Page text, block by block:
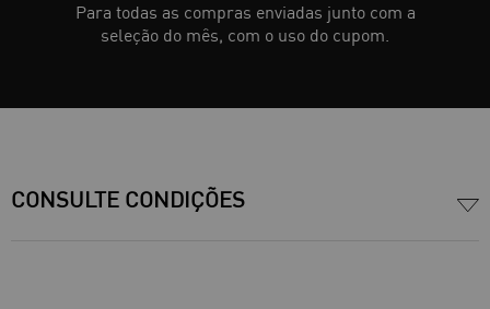
Para todas as compras enviadas junto com a
seleção do mês, com o uso do cupom.
CONSULTE CONDIÇÕES